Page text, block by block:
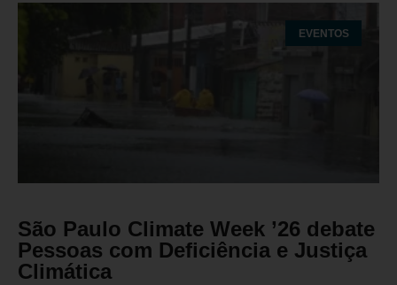
EVENTOS
São Paulo Climate Week ’26 debate
Pessoas com Deficiência e Justiça
Climática